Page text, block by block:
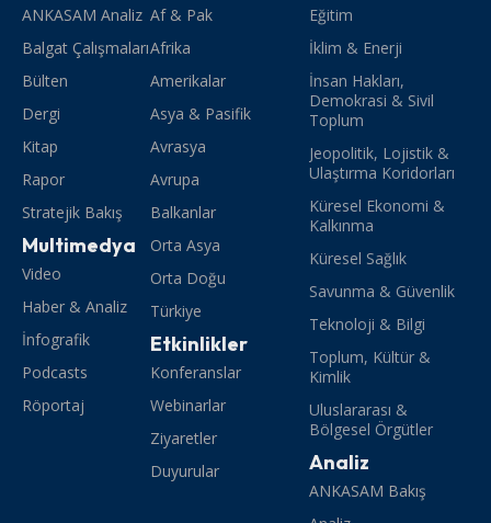
ANKASAM Analiz
Balgat Çalışmaları
Bülten
Dergi
Kitap
Rapor
Stratejik Bakış
Multimedya
Video
Haber & Analiz
İnfografik
Podcasts
Röportaj
Af & Pak
Afrika
Amerikalar
Asya & Pasifik
Avrasya
Avrupa
Balkanlar
Orta Asya
Orta Doğu
Türkiye
Etkinlikler
Konferanslar
Webinarlar
Ziyaretler
Duyurular
Eğitim
İklim & Enerji
İnsan Hakları,
Demokrasi & Sivil
Toplum
Jeopolitik, Lojistik &
Ulaştırma Koridorları
Küresel Ekonomi &
Kalkınma
Küresel Sağlık
Savunma & Güvenlik
Teknoloji & Bilgi
Toplum, Kültür &
Kimlik
Uluslararası &
Bölgesel Örgütler
Analiz
ANKASAM Bakış